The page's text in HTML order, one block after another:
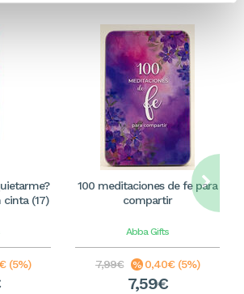
(17)
(5%)
100 meditaciones de fe para
compartir
Abba Gifts
7,99€ 0,40€ (5%)
7,59€